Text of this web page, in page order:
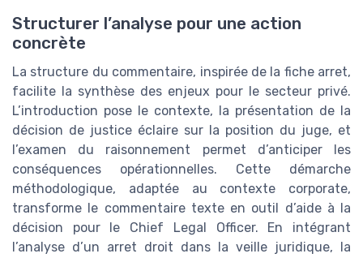
Structurer l’analyse pour une action
concrète
La structure du commentaire, inspirée de la fiche arret,
facilite la synthèse des enjeux pour le secteur privé.
L’introduction pose le contexte, la présentation de la
décision de justice éclaire sur la position du juge, et
l’examen du raisonnement permet d’anticiper les
conséquences opérationnelles. Cette démarche
méthodologique, adaptée au contexte corporate,
transforme le commentaire texte en outil d’aide à la
décision pour le Chief Legal Officer. En intégrant
l’analyse d’un arret droit dans la veille juridique, la